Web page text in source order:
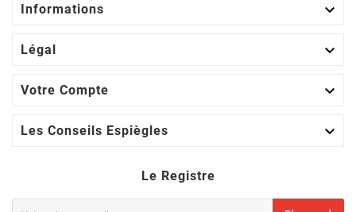
Informations 
Légal 
Votre Compte 
Les Conseils Espiègles 
Le Registre